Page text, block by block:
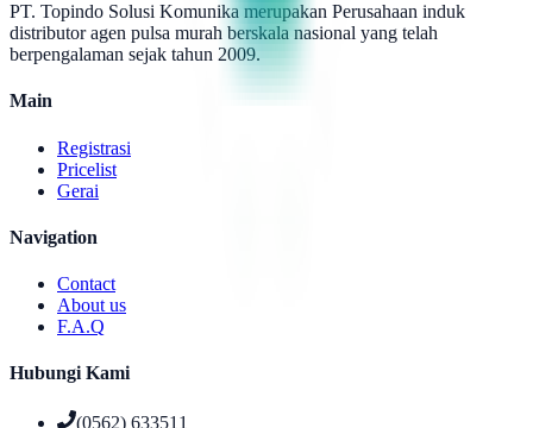
PT. Topindo Solusi Komunika merupakan Perusahaan induk
distributor agen pulsa murah berskala nasional yang telah
berpengalaman sejak tahun 2009.
Main
Registrasi
Pricelist
Gerai
Navigation
Contact
About us
F.A.Q
Hubungi Kami
(0562) 633511